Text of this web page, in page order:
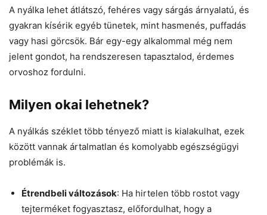
A nyálka lehet átlátszó, fehéres vagy sárgás árnyalatú, és
gyakran kísérik egyéb tünetek, mint hasmenés, puffadás
vagy hasi görcsök. Bár egy-egy alkalommal még nem
jelent gondot, ha rendszeresen tapasztalod, érdemes
orvoshoz fordulni.
Milyen okai lehetnek?
A nyálkás széklet több tényező miatt is kialakulhat, ezek
között vannak ártalmatlan és komolyabb egészségügyi
problémák is.
Étrendbeli változások: Ha hirtelen több rostot vagy
tejterméket fogyasztasz, előfordulhat, hogy a